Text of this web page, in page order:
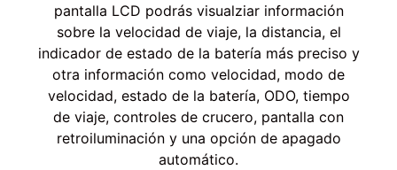
pantalla LCD podrás visualziar información
sobre la velocidad de viaje, la distancia, el
indicador de estado de la batería más preciso y
otra información como velocidad, modo de
velocidad, estado de la batería, ODO, tiempo
de viaje, controles de crucero, pantalla con
retroiluminación y una opción de apagado
automático.